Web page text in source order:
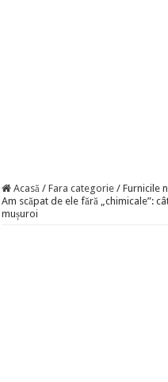
Acasă / Fara categorie / Furnicile
Am scăpat de ele fără „chimicale”:
mușuroi